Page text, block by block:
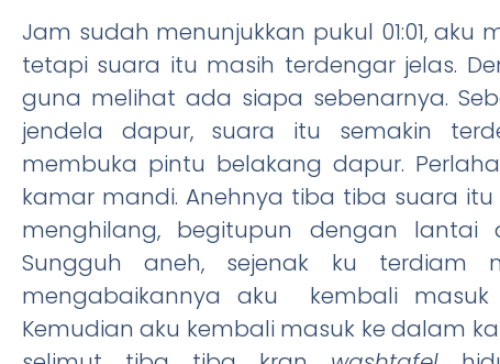
Jam sudah menunjukkan pukul 01:01,
tetapi suara itu masih terdengar jelas.
guna melihat ada siapa sebenarnya.
jendela dapur, suara itu semakin
membuka pintu belakang dapur.
kamar mandi. Anehnya tiba tiba suara
menghilang, begitupun dengan
Sungguh aneh, sejenak ku terdiam
mengabaikannya aku kembali
Kemudian aku kembali masuk ke dalam